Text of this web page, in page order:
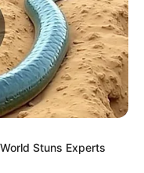
Stuns Experts